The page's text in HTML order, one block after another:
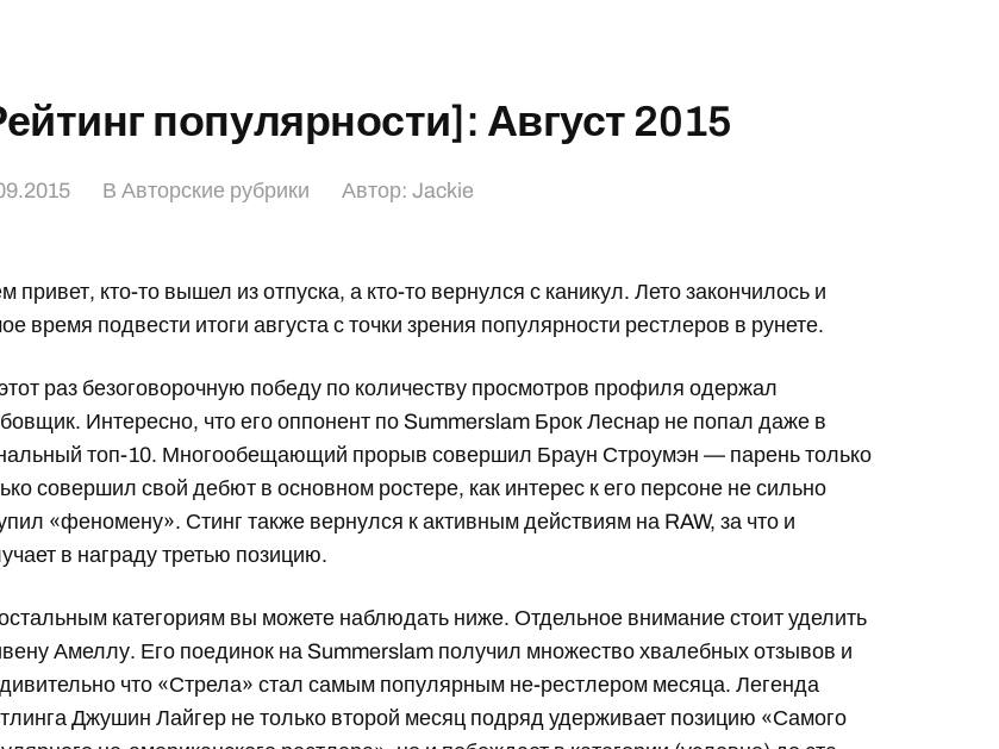
популярности]: Август 2015
ВАвторские рубрики Автор:Jackie
привет, кто-то вышел из отпуска, а кто-то вернулся с каникул. Лето закончилось и
время подвести итоги августа с точки зрения популярности рестлеров в рунете.
раз безоговорочную победу по количеству просмотров профиля одержал
Интересно, что его оппонент по Summerslam Брок Леснар не попал даже в
топ-10. Многообещающий прорыв совершил Браун Строумэн — парень только
совершил свой дебют в основном ростере, как интерес к его персоне не сильно
«феномену». Стинг также вернулся к активным действиям на RAW, за что и
в награду третью позицию.
категориям вы можете наблюдать ниже. Отдельное внимание стоит уделить
Амеллу. Его поединок на Summerslam получил множество хвалебных отзывов и
что «Стрела» стал самым популярным не-рестлером месяца. Легенда
Джушин Лайгер не только второй месяц подряд удерживает позицию «Самого